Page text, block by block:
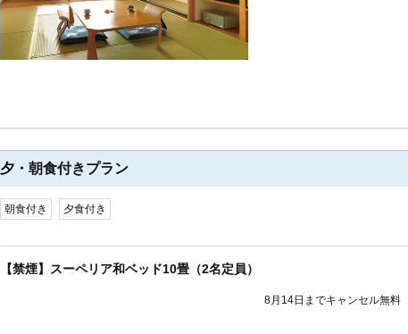
夕・朝食付きプラン
朝食付き 夕食付き
【禁煙】スーペリア和ベッド10畳（2名定員）
8月14日までキャンセル無料